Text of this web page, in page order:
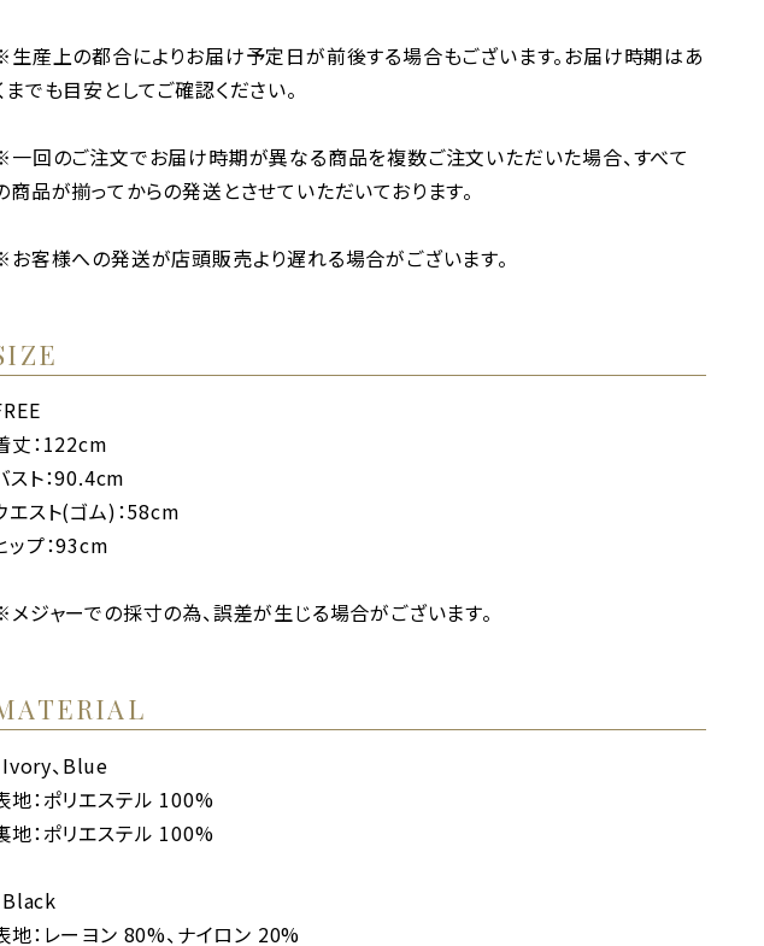
産上の都合によりお届け予定日が前後する場合もございます。お届け時期はあ
までも目安としてご確認ください。
回のご注文でお届け時期が異なる商品を複数ご注文いただいた場合、すべて
商品が揃ってからの発送とさせていただいております。
客様への発送が店頭販売より遅れる場合がございます。
丈：122cm
スト：90.4cm
エスト(ゴム)：58cm
ップ：93cm
ジャーでの採寸の為、誤差が生じる場合がございます。
Ivory、Blue
地：ポリエステル 100%
地：ポリエステル 100%
Black
地：レーヨン 80%、ナイロン 20%